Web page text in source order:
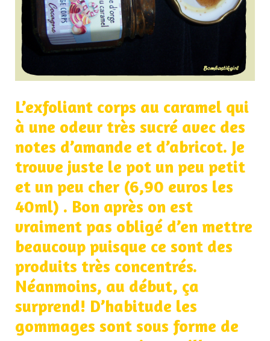
L’exfoliant corps au caramel qui
à une odeur très sucré avec des
notes d’amande et d’abricot. Je
trouve juste le pot un peu petit
et un peu cher (6,90 euros les
40ml) . Bon après on est
vraiment pas obligé d’en mettre
beaucoup puisque ce sont des
produits très concentrés.
Néanmoins, au début, ça
surprend! D’habitude les
gommages sont sous forme de